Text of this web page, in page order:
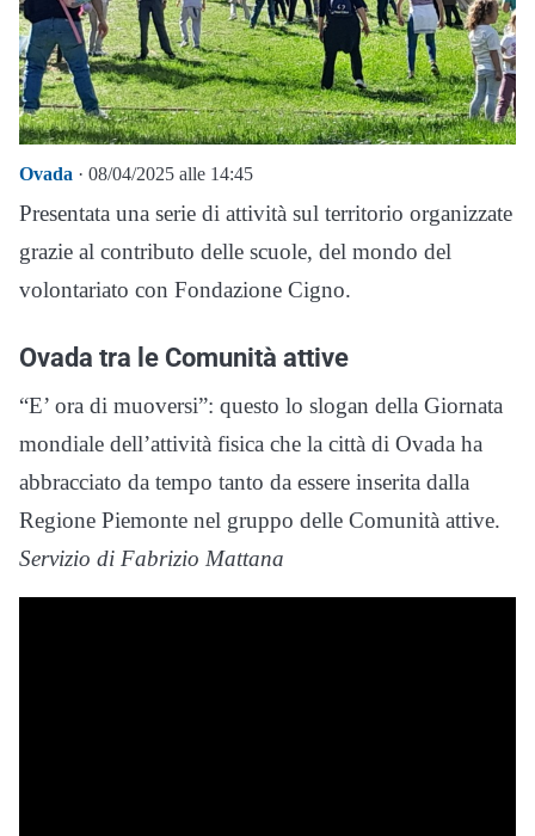
Ovada · 08/04/2025 alle 14:45
Presentata una serie di attività sul territorio organizzate
grazie al contributo delle scuole, del mondo del
volontariato con Fondazione Cigno.
Ovada tra le Comunità attive
“E’ ora di muoversi”: questo lo slogan della Giornata
mondiale dell’attività fisica che la città di Ovada ha
abbracciato da tempo tanto da essere inserita dalla
Regione Piemonte nel gruppo delle Comunità attive.
Servizio di Fabrizio Mattana